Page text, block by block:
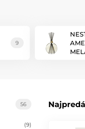
inšpirované
značiek,
9
56
(9)